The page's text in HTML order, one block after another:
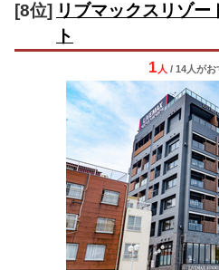
[8位] リブマックスリゾー
ト
1 人 / 14人がお